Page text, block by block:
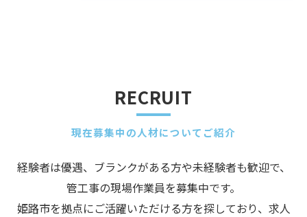
RECRUIT
現在募集中の人材についてご紹介
経験者は優遇、ブランクがある方や未経験者も歓迎で、
管工事の現場作業員を募集中です。
姫路市を拠点にご活躍いただける方を探しており、求人